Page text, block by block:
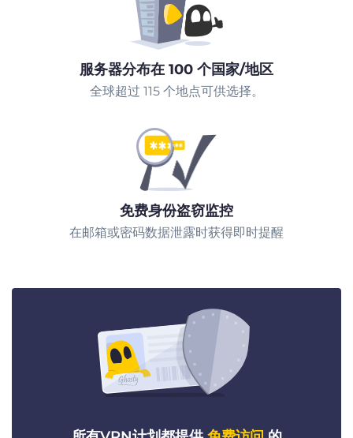
服务器分布在 100 个国家/地区
全球超过 115 个地点可供选择。
免费身份盗窃监控
在邮箱或密码数据泄露时获得即时提醒